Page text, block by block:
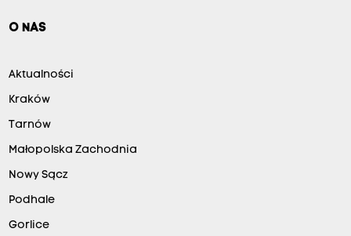
O NAS
Aktualności
Kraków
Tarnów
Małopolska Zachodnia
Nowy Sącz
Podhale
Gorlice